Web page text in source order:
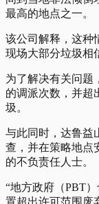
最高的地点之一。
该公司解释，这种
现场大部分垃圾相
为了解决有关问题
的调派次数，并超
圾。
与此同时，达鲁益
查，并在策略地点
的不负责任人士。
“地方政府（PBT
置超出许可范围废